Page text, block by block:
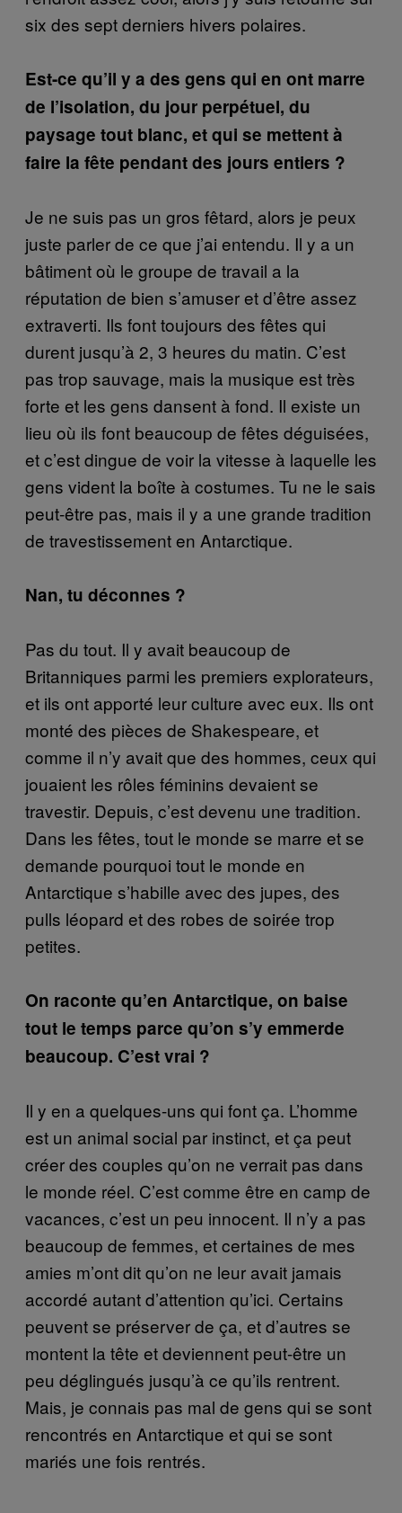
six des sept derniers hivers polaires.
Est-ce qu’il y a des gens qui en ont marre
de l’isolation, du jour perpétuel, du
paysage tout blanc, et qui se mettent à
faire la fête pendant des jours entiers ?
Je ne suis pas un gros fêtard, alors je peux
juste parler de ce que j’ai entendu. Il y a un
bâtiment où le groupe de travail a la
réputation de bien s’amuser et d’être assez
extraverti. Ils font toujours des fêtes qui
durent jusqu’à 2, 3 heures du matin. C’est
pas trop sauvage, mais la musique est très
forte et les gens dansent à fond. Il existe un
lieu où ils font beaucoup de fêtes déguisées,
et c’est dingue de voir la vitesse à laquelle les
gens vident la boîte à costumes. Tu ne le sais
peut-être pas, mais il y a une grande tradition
de travestissement en Antarctique.
Nan, tu déconnes ?
Pas du tout. Il y avait beaucoup de
Britanniques parmi les premiers explorateurs,
et ils ont apporté leur culture avec eux. Ils ont
monté des pièces de Shakespeare, et
comme il n’y avait que des hommes, ceux qui
jouaient les rôles féminins devaient se
travestir. Depuis, c’est devenu une tradition.
Dans les fêtes, tout le monde se marre et se
demande pourquoi tout le monde en
Antarctique s’habille avec des jupes, des
pulls léopard et des robes de soirée trop
petites.
On raconte qu’en Antarctique, on baise
tout le temps parce qu’on s’y emmerde
beaucoup. C’est vrai ?
Il y en a quelques-uns qui font ça. L’homme
est un animal social par instinct, et ça peut
créer des couples qu’on ne verrait pas dans
le monde réel. C’est comme être en camp de
vacances, c’est un peu innocent. Il n’y a pas
beaucoup de femmes, et certaines de mes
amies m’ont dit qu’on ne leur avait jamais
accordé autant d’attention qu’ici. Certains
peuvent se préserver de ça, et d’autres se
montent la tête et deviennent peut-être un
peu déglingués jusqu’à ce qu’ils rentrent.
Mais, je connais pas mal de gens qui se sont
rencontrés en Antarctique et qui se sont
mariés une fois rentrés.